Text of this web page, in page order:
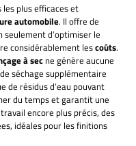
les plus efficaces et
automobile. Il offre de
d’optimiser le
considérablement lescoûts.
à sec ne génère aucune
séchage supplémentaire
de résidus d’eau pouvant
du temps et garantit une
encore plus précis, des
idéales pour les finitions